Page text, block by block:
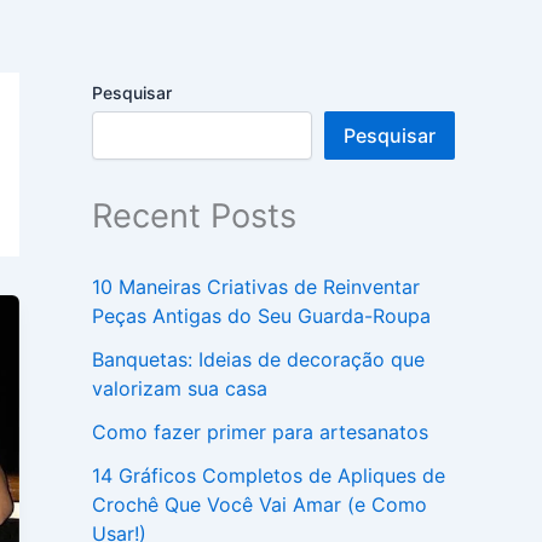
Pesquisar
Pesquisar
Recent Posts
10 Maneiras Criativas de Reinventar
Peças Antigas do Seu Guarda-Roupa
Banquetas: Ideias de decoração que
valorizam sua casa
Como fazer primer para artesanatos
14 Gráficos Completos de Apliques de
Crochê Que Você Vai Amar (e Como
Usar!)